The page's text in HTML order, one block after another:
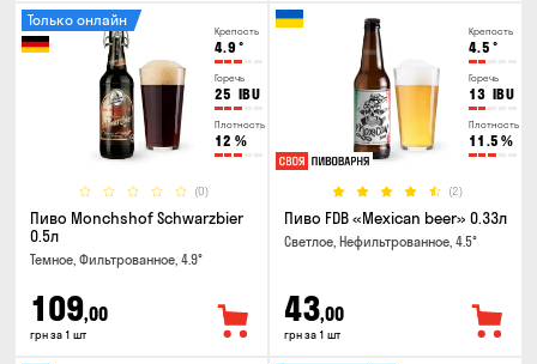
Крепость
4.9 °
Горечь
25 IBU
Плотность
12 %
(0)
Только онлайн
Пиво Monchshof Schwarzbier
0.5л
Темное, Фильтрованное, 4.9°
109,00
грн за 1 шт
Крепость
4.5 °
Горечь
13 IBU
Плотность
11.5 %
(2)
Пиво FDB «Mexican beer» 0.33л
Светлое, Нефильтрованное, 4.5°
43,00
грн за 1 шт